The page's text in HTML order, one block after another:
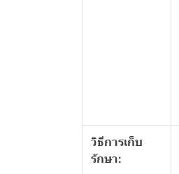
วิธีการเก็บ
รักษา: